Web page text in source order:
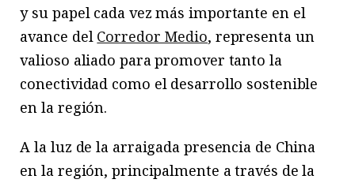
y su papel cada vez más importante en el
avance del Corredor Medio, representa un
valioso aliado para promover tanto la
conectividad como el desarrollo sostenible
en la región.
A la luz de la arraigada presencia de China
en la región, principalmente a través de la